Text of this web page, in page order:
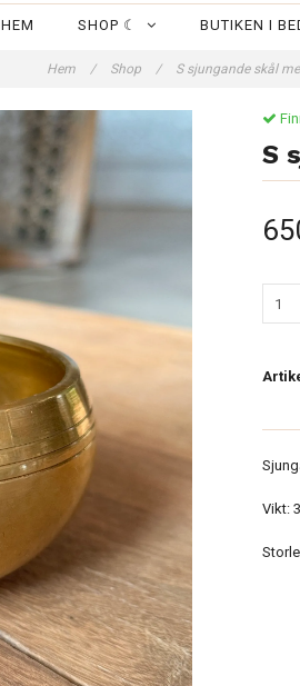
HEM SHOP ☾ BUTIKEN I
Hem / Shop / S sjungande skål
S
Vikt: